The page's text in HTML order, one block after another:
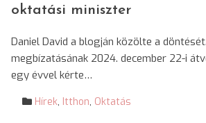
oktatási miniszter
Daniel David a blogján közölte a
megbízatásának 2024. december 22-i
egy évvel kérte…
Hírek, Itthon, Oktatás